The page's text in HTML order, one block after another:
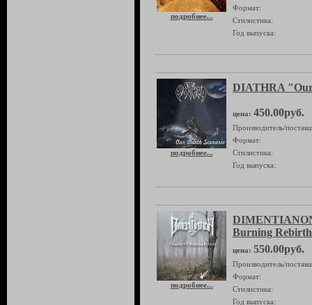
подробнее...
Формат:
Стилистика:
Год выпуска:
подробнее...
DIATHRA
цена: 450.00руб.
Производитель/
Формат:
Стилистика:
Год выпуска:
подробнее...
Burning
цена: 550.00руб.
Производитель/
Формат:
Стилистика:
Год выпуска: